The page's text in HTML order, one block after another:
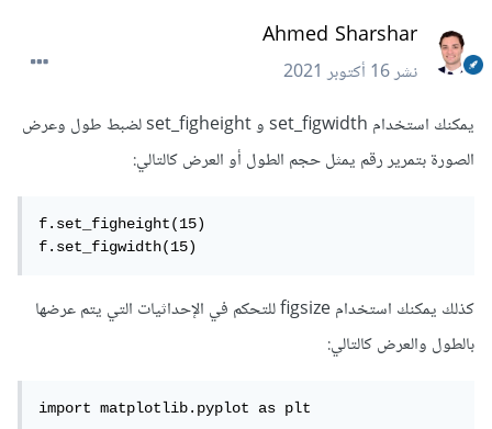
Ahmed Sharshar
نشر16 أكتوبر 2021
يمكنك استخدام set_figwidth و set_figheight لضبط طول وعرض
الصورة بتمرير رقم يمثل حجم الطول أو العرض كالتالي:
f.set_figheight(15)
f.set_figwidth(15)
كذلك يمكنك استخدام figsize للتحكم في الإحداثيات التي يتم عرضها
بالطول والعرض كالتالي:
import matplotlib.pyplot as plt